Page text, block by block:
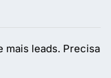
mais leads. Precisa